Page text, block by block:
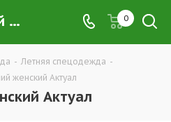
Халат рабочий женский Актуал купить в Екатеринбурге по низким ценам оптом — интернет-магазин летних рабочих халатов в розницу компании ТД УРАЛСИЗ 0
- Летняя спецодежда -
женский Актуал
Актуал